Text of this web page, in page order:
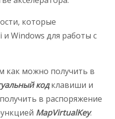
которые
Windows для работы с
как можно получить в
кодклавиши и
в распоряжение
MapVirtualKey.